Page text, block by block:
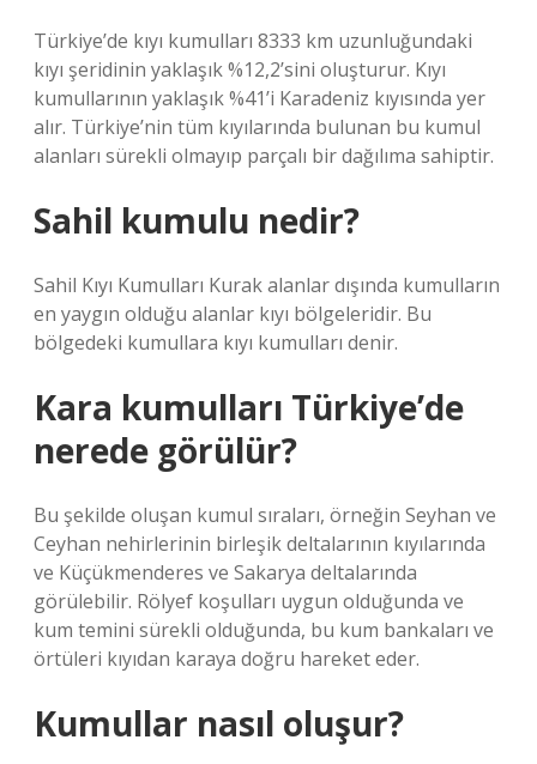
Türkiye’de kıyı kumulları 8333 km uzunluğundaki
kıyı şeridinin yaklaşık %12,2’sini oluşturur. Kıyı
kumullarının yaklaşık %41’i Karadeniz kıyısında yer
alır. Türkiye’nin tüm kıyılarında bulunan bu kumul
alanları sürekli olmayıp parçalı bir dağılıma sahiptir.
Sahil kumulu nedir?
Sahil Kıyı Kumulları Kurak alanlar dışında kumulların
en yaygın olduğu alanlar kıyı bölgeleridir. Bu
bölgedeki kumullara kıyı kumulları denir.
Kara kumulları Türkiye’de
nerede görülür?
Bu şekilde oluşan kumul sıraları, örneğin Seyhan ve
Ceyhan nehirlerinin birleşik deltalarının kıyılarında
ve Küçükmenderes ve Sakarya deltalarında
görülebilir. Rölyef koşulları uygun olduğunda ve
kum temini sürekli olduğunda, bu kum bankaları ve
örtüleri kıyıdan karaya doğru hareket eder.
Kumullar nasıl oluşur?